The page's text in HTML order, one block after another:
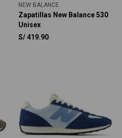
NEW BALANCE
Zapatillas New Balance 530
Unisex
S/ 419.90